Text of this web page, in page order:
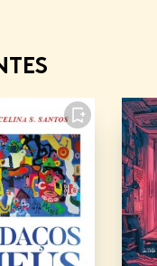
FAVORITO